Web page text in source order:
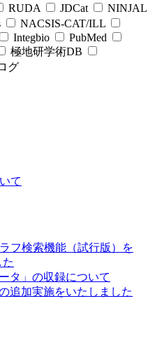
RUDA JDCat
NINJAL
NACSIS-CAT/ILL
Integbio
PubMed
極地研学術DB
グ
て
フ検索機能（試行版）を
タ」の収録について
追加実施をいたしました